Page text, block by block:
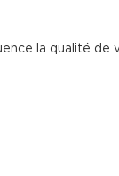
la qualité de